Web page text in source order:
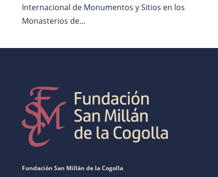
Internacional de Monumentos y Sitios en los
Monasterios de...
Fundación San Millán de la Cogolla